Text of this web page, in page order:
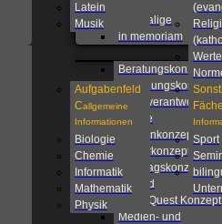
Ehemalige
in memoriam
Beratungskonzept
Betreuungskonzept
Eigenverantwortliche
Schule
Fahrtenkonzept
Förderkonzept
Ganztagskonzept
Leitbild
Lions Quest Konzept
Medien- und
Latein
Musik
Aufgabenfeld
Callgemeine
Informationen
Biologie
Chemie
Informatik
Mathematik
Physik
Sport